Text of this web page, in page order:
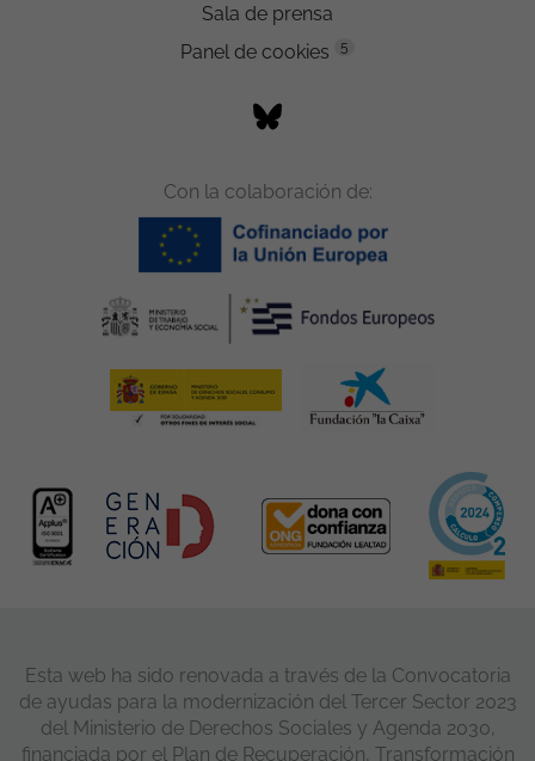
Sala de prensa
Panel de cookies
5
Con la colaboración de:
Esta web ha sido renovada a través de la Convocatoria
de ayudas para la modernización del Tercer Sector 2023
del Ministerio de Derechos Sociales y Agenda 2030,
financiada por el Plan de Recuperación, Transformación